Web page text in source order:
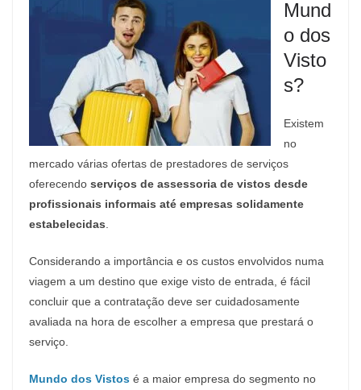
Mund
o dos
Visto
s?
Existem
no
mercado várias ofertas de prestadores de serviços
oferecendo serviços de assessoria de vistos desde
profissionais informais até empresas solidamente
estabelecidas
Considerando a importância e os custos envolvidos numa
viagem a um destino que exige visto de entrada, é fácil
concluir que a contratação deve ser cuidadosamente
avaliada na hora de escolher a empresa que prestará o
serviço.
Mundo dos Vistos é a maior empresa do segmento no